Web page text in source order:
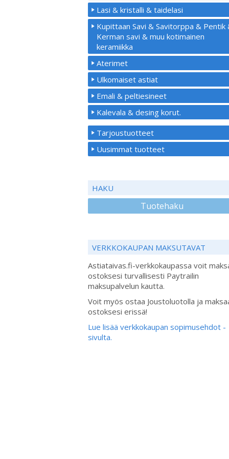
Lasi & kristalli & taidelasi
Kupittaan Savi & Savitorppa & Pentik
Kerman savi & muu kotimainen
keramiikka
Aterimet
Ulkomaiset astiat
Emali & peltiesineet
Kalevala & desing korut.
Tarjoustuotteet
Uusimmat tuotteet
HAKU
Tuotehaku
VERKKOKAUPAN MAKSUTAVAT
Astiataivas.fi-verkkokaupassa voit
ostoksesi turvallisesti Paytrailin
maksupalvelun kautta.
Voit myös ostaa Joustoluotolla ja
ostoksesi erissä!
Lue lisää verkkokaupan sopimusehdot -
sivulta.